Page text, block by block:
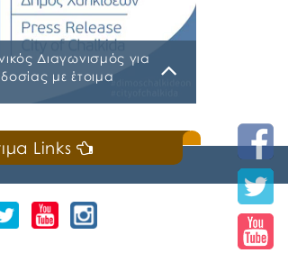
Διαγωνισμός για
με έτοιμα
Α.Δ.Ε. 719-2026
ΠΑΡΑΡΤΗΜΑ Α΄ΜΕΛΕΤΗ
ΠΑΡΑΡΤΗΜΑ
ΣΧΟΛΕΙΟΥ_signed
ΕΦΗΜΕΡΙΔΕΣ
Links